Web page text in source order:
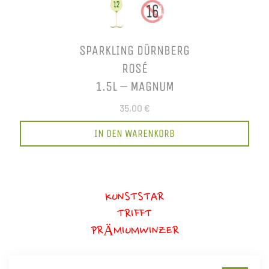
SPARKLING DÜRNBERG
ROSÉ
1.5L – MAGNUM
35,00 €
IN DEN WARENKORB
KUNSTSTAR
TRIFFT
PRÄMIUMWINZER